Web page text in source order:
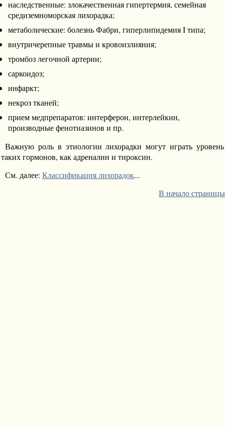
наследственные: злокачественная гипертермия, семейная
средиземноморская лихорадка;
метаболические: болезнь Фабри, гиперлипидемия I типа;
внутричерепные травмы и кровоизлияния;
тромбоз легочной артерии;
саркоидоз;
инфаркт;
некроз тканей;
прием медпрепаратов: интерферон, интерлейкин,
производные фенотиазинов и пр.
Важную роль в этиологии лихорадки могут играть уровень
таких гормонов, как адреналин и тироксин.
См. далее:Классификация лихорадок...
В начало страницы